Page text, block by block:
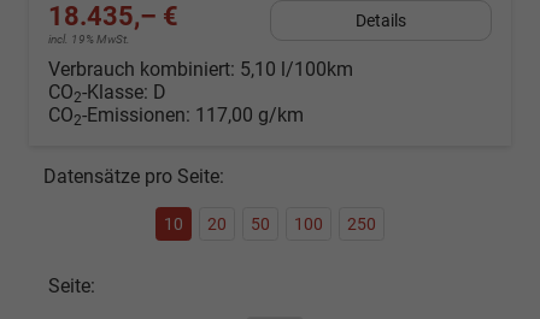
18.435,– €
incl. 19% MwSt.
Details
Verbrauch kombiniert: 5,10 l/100km
CO2-Klasse: D
CO2-Emissionen: 117,00 g/km
Datensätze pro Seite:
10 20 50 100 250
Seite: